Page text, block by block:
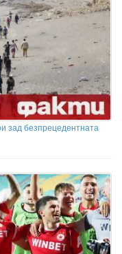
зад безпрецедентната